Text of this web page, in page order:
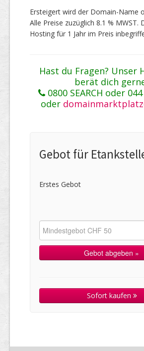
Ersteigert wird der Domain-Name
Alle Preise zuzüglich 8.1 % MWST.
Hosting für 1 Jahr im Preis
Hast du Fragen? Unser
berät dich
0800 SEARCH oder
oder
Gebot für
Erstes Gebot
Sofort kaufen